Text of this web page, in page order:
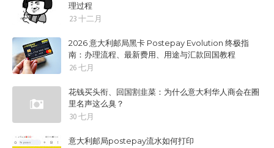
理过程
23 十二月
2026 意大利邮局黑卡 Postepay Evolution 终极指
南：办理流程、最新费用、用途与汇款回国教程
26 七月
花钱买头衔、回国割韭菜：为什么意大利华人商会在圈
里名声这么臭？
30 七月
意大利邮局postepay流水如何打印